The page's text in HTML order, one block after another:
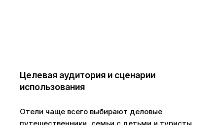
Целевая аудитория и сценарии
использования
Отели чаще всего выбирают деловые